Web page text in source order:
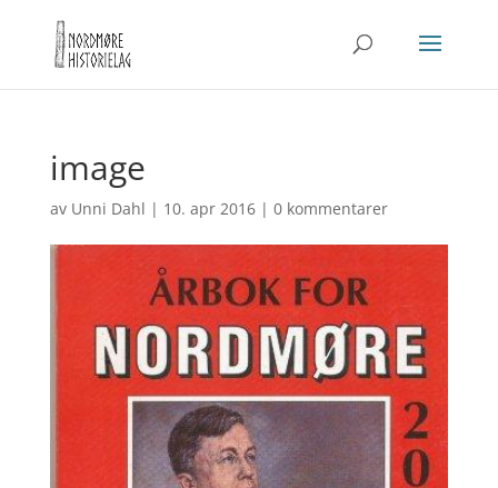
image
av Unni Dahl | 10. apr 2016| 0 kommentarer